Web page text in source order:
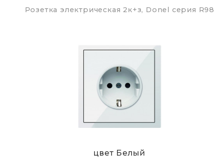
Розетка электрическая 2к+з, Donel серия R98
цвет Белый